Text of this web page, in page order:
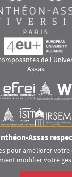
de
Assas
svg Visuel svg
Visuel svgVisuel svg
GLOSSAIRE MENTIONS
Assas
pour améliorer
modifier votre